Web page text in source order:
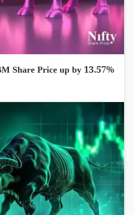
Share Price up by 13.57%